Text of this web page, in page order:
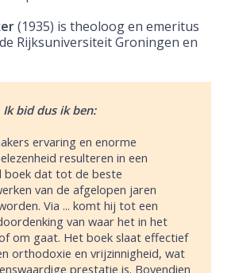
(1935) is theoloog en emeritus
Rijksuniversiteit Groningen en
Ik bid dus ik ben:
ervaring en enorme
resulteren in een
boek dat tot de beste
van de afgelopen jaren
Via ... komt hij tot een
van waar het in het
om gaat. Het boek slaat effectief
orthodoxie en vrijzinnigheid, wat
prestatie is. Bovendien